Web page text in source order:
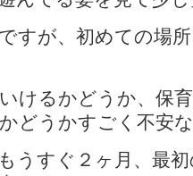
すが、初めての場
けるかどうか、保
どうかすごく不安
うすぐ２ヶ月、最